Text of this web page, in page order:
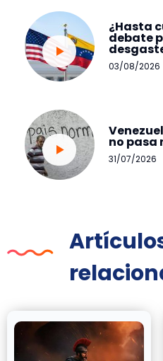
¿Hasta
debate
03/08/2026
no pasa
31/07/2026